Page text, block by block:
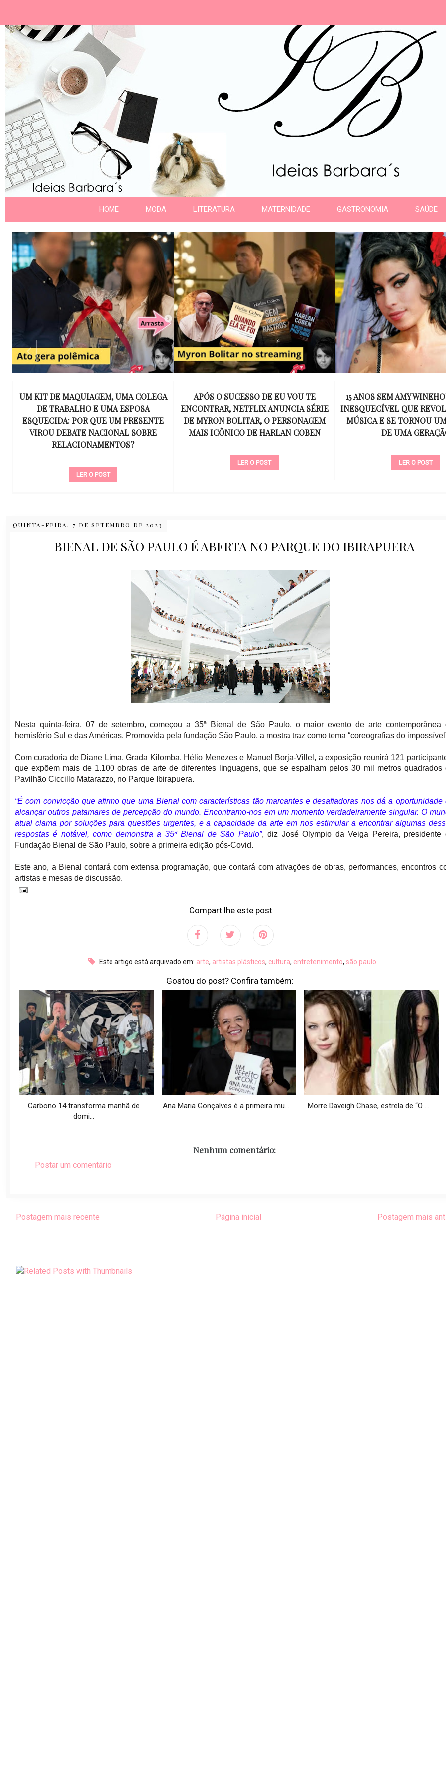
HOME MODA LITERATURA MATERNIDADE GASTRONOMIA SAÚDE
UM KIT DE MAQUIAGEM, UMA COLEGA
DE TRABALHO E UMA ESPOSA
ESQUECIDA: POR QUE UM PRESENTE
VIROU DEBATE NACIONAL SOBRE
RELACIONAMENTOS?
LER O POST
APÓS O SUCESSO DE EU VOU TE
ENCONTRAR, NETFLIX ANUNCIA SÉRIE
DE MYRON BOLITAR, O PERSONAGEM
MAIS ICÔNICO DE HARLAN COBEN
LER O POST
15 ANOS SEM AMY
INESQUECÍVEL QUE
MÚSICA E SE TORNOU
DE UMA
LER O POST
QUINTA-FEIRA, 7 DE SETEMBRO DE 2023
BIENAL DE SÃO PAULO É ABERTA NO PARQUE DO IBIRAPUERA
Nesta quinta-feira, 07 de setembro, começou a 35ª Bienal de São Paulo, o maior evento de arte contemporânea
hemisfério Sul e das Américas. Promovida pela fundação São Paulo, a mostra traz como tema “coreografias do
Com curadoria de Diane Lima, Grada Kilomba, Hélio Menezes e Manuel Borja-Villel, a exposição reunirá 121
que expõem mais de 1.100 obras de arte de diferentes linguagens, que se espalham pelos 30 mil metros quadrados
Pavilhão Ciccillo Matarazzo, no Parque Ibirapuera.
“É com convicção que afirmo que uma Bienal com características tão marcantes e desafiadoras nos dá a oportunidade
alcançar outros patamares de percepção do mundo. Encontramo-nos em um momento verdadeiramente singular. O
atual clama por soluções para questões urgentes, e a capacidade da arte em nos estimular a encontrar algumas
respostas é notável, como demonstra a 35ª Bienal de São Paulo”, diz José Olympio da Veiga Pereira, presidente
Fundação Bienal de São Paulo, sobre a primeira edição pós-Covid.
Este ano, a Bienal contará com extensa programação, que contará com ativações de obras, performances, encontros
artistas e mesas de discussão.
Compartilhe este post
Este artigo está arquivado em: arte, artistas plásticos, cultura, entretenimento, são paulo
Gostou do post? Confira também:
Carbono 14 transforma manhã de
domi...
Ana Maria Gonçalves é a primeira mu... Morre Daveigh Chase, estrela de “O ...
Nenhum comentário:
Postar um comentário
Postagem mais recente Postagem mais
Página inicial